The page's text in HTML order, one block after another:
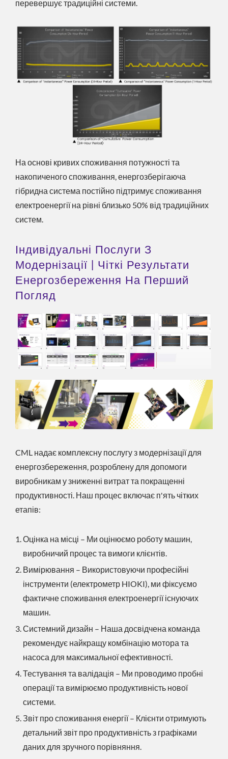
перевершує традиційні системи.
На основі кривих споживання потужності та
накопиченого споживання, енергозберігаюча
гібридна система постійно підтримує споживання
електроенергії на рівні близько 50% від традиційних
систем.
Індивідуальні Послуги З
Модернізації | Чіткі Результати
Енергозбереження На Перший
Погляд
CML надає комплексну послугу з модернізації для
енергозбереження, розроблену для допомоги
виробникам у зниженні витрат та покращенні
продуктивності. Наш процес включає п'ять чітких
етапів:
Оцінка на місці – Ми оцінюємо роботу машин,
виробничий процес та вимоги клієнтів.
Вимірювання – Використовуючи професійні
інструменти (електрометр HIOKI), ми фіксуємо
фактичне споживання електроенергії існуючих
машин.
Системний дизайн – Наша досвідчена команда
рекомендує найкращу комбінацію мотора та
насоса для максимальної ефективності.
Тестування та валідація – Ми проводимо пробні
операції та вимірюємо продуктивність нової
системи.
Звіт про споживання енергії – Клієнти отримують
детальний звіт про продуктивність з графіками
даних для зручного порівняння.